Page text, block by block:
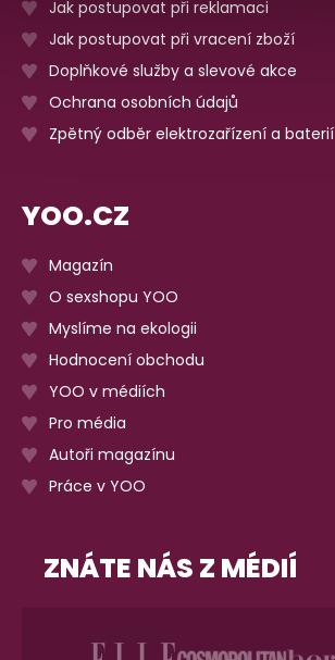
Jak postupovat při reklamaci
Jak postupovat při vracení zboží
Doplňkové služby a slevové akce
Ochrana osobních údajů
Zpětný odběr elektrozařízení a baterií
YOO.CZ
Magazín
O sexshopu YOO
Myslíme na ekologii
Hodnocení obchodu
YOO v médiích
Pro média
Autoři magazínu
Práce v YOO
ZNÁTE NÁS Z MÉDIÍ